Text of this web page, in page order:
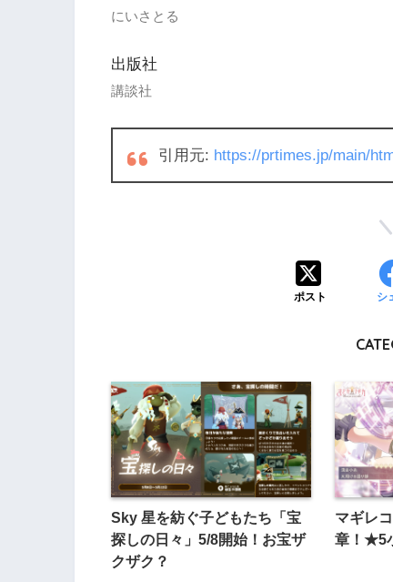
にいさとる
出版社
講談社
引用元: https://prtimes.jp/main/
ポスト シ
Sky 星を紡ぐ子どもたち「宝
探しの日々」5/8開始！お宝ザ
クザク？
マギレ
章！★5